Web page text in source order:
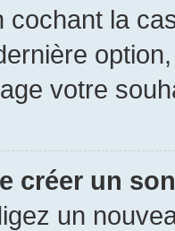
cochant la
votre
créer un
un